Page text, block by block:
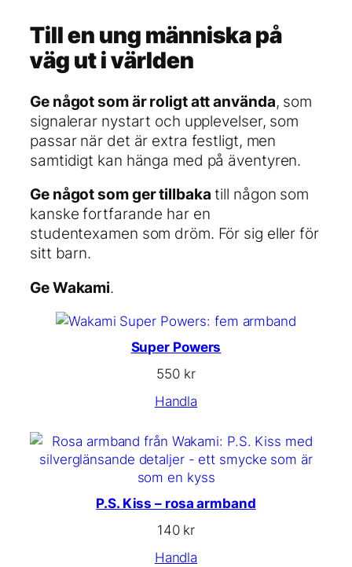
Till en ung människa på
väg ut i världen
Ge något som är roligt att använda, som
signalerar nystart och upplevelser, som
passar när det är extra festligt, men
samtidigt kan hänga med på äventyren.
Ge något som ger tillbaka till någon som
kanske fortfarande har en
studentexamen som dröm. För sig eller för
sitt barn.
Ge Wakami.
Super Powers
550 kr
Handla
P.S. Kiss – rosa armband
140 kr
Handla